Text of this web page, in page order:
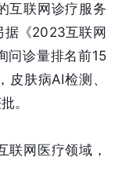
互联网诊疗服务
据《2023互联网
问诊量排名前15
肤病AI检测、
。
联网医疗领域，